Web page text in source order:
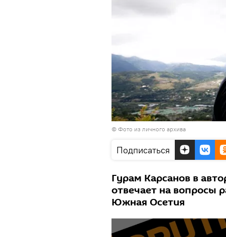
© Фото из личного архива
Подписаться
Гурам Карсанов в
отвечает на вопросы
Южная Осетия